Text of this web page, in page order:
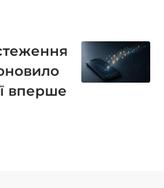
вперше